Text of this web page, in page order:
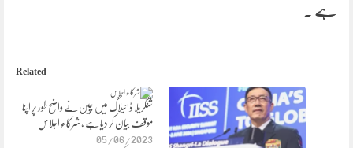
ہے ۔
Related
شنگریلا ڈائیلاگ میں چین نے واضح طور پر اپنا
موقف بیان کر دیا ہے ، شرکاء اجلاس
05/06/2023